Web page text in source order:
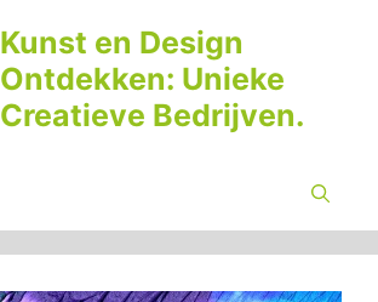
Kunst en Design
Ontdekken: Unieke
Creatieve Bedrijven.